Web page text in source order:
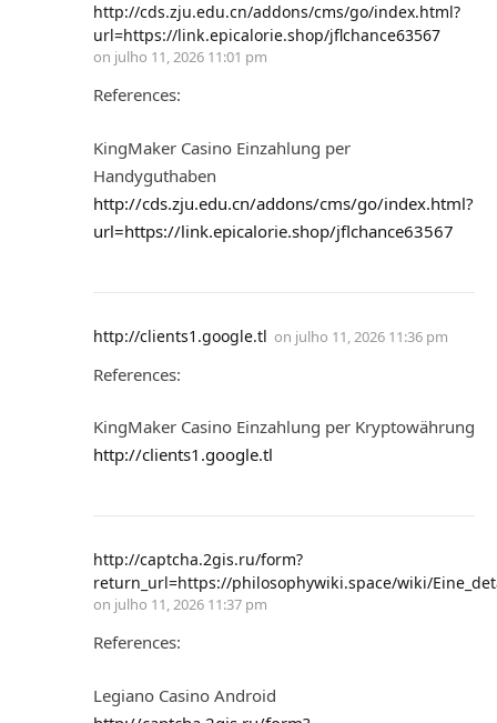
http://cds.zju.edu.cn/addons/cms/go/index.html?
url=https://link.epicalorie.shop/jflchance63567
on julho 11, 2026 11:01 pm
References:
KingMaker Casino Einzahlung per
Handyguthaben
http://cds.zju.edu.cn/addons/cms/go/index.html?
url=https://link.epicalorie.shop/jflchance63567
http://clients1.google.tl on julho 11, 2026 11:36 pm
References:
KingMaker Casino Einzahlung per Kryptowährung
http://clients1.google.tl
http://captcha.2gis.ru/form?
return_url=https://philosophywiki.space/wiki/
on julho 11, 2026 11:37 pm
References:
Legiano Casino Android